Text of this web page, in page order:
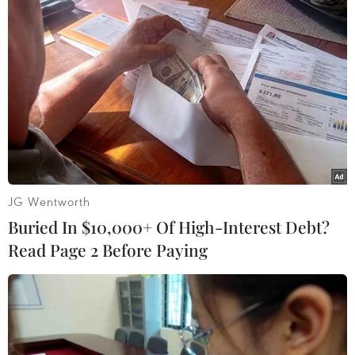
khoán Mỹ ghi nhận dòng
tiền "bán mạnh"
Dữ liệu của LSEG cho thấy các
quỹ đầu tư chứng khoán của Mỹ
đã ghi nhận dòng tiền bán ra
ròng 11,69 tỷ USD trong tuần tính
đến ngày 27/9 - mức hằng tuần
cao nhất trong ba tháng.
Ông David Gladstone, Giám đốc Điều hành của
Quỹ tín thác Đầu tư Bất động sản Gladstone
Land, cho biết đất nông nghiệp là một "tài sản
cứng" giống như vàng. Gladstone Land đang sở
hữu 116.000 mẫu đất nông nghiệp.
Theo số liệu hồi tháng Tám từ Gladstone, Chỉ số
JG Wentworth
Buried In $10,000+ Of High-Interest Debt?
Read Page 2 Before Paying